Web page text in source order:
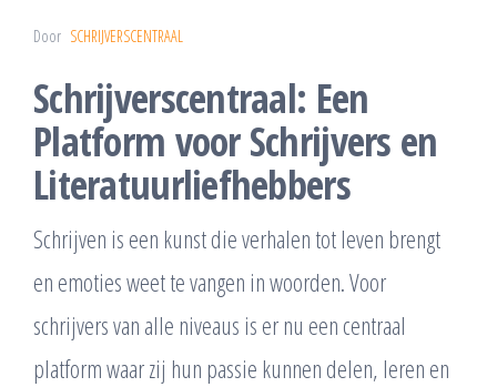
Door SCHRIJVERSCENTRAAL
Schrijverscentraal: Een
Platform voor Schrijvers en
Literatuurliefhebbers
Schrijven is een kunst die verhalen tot leven brengt
en emoties weet te vangen in woorden. Voor
schrijvers van alle niveaus is er nu een centraal
platform waar zij hun passie kunnen delen, leren en